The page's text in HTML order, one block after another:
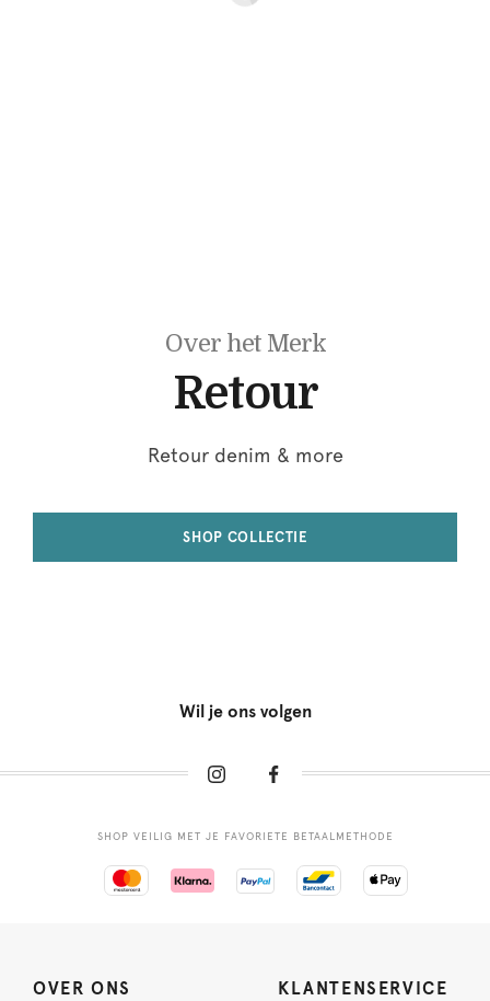
Over het Merk
Retour
Retour denim & more
SHOP COLLECTIE
Wil je ons volgen
SHOP VEILIG MET JE FAVORIETE BETAALMETHODE
OVER ONS KLANTENSERVICE